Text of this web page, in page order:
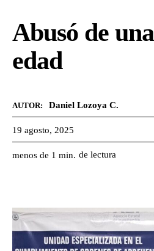
Abusó de
edad
AUTOR: Daniel Lozoya C.
19 agosto, 2025
menos de 1 min. de lectura